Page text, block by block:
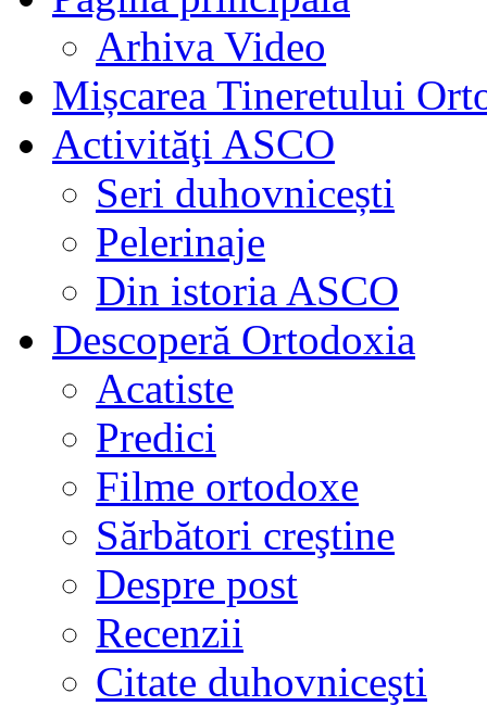
Arhiva Video
Mișcarea Tineretului
Activităţi ASCO
Seri duhovnicești
Pelerinaje
Din istoria ASCO
Descoperă Ortodoxia
Acatiste
Predici
Filme ortodoxe
Sărbători creştine
Despre post
Recenzii
Citate duhovniceşti